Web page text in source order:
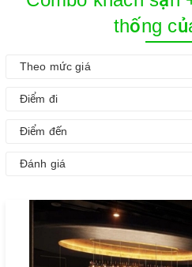
thống
Theo mức giá
Điểm đi
Điểm đến
Đánh giá